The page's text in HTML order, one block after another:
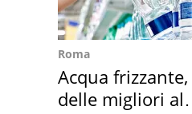
Roma
Acqua
delle migliori al